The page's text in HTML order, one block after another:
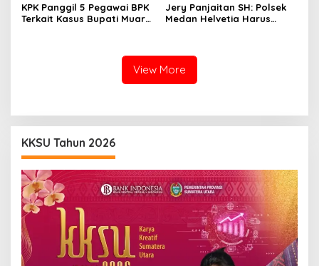
KPK Panggil 5 Pegawai BPK
Terkait Kasus Bupati Muara
Jery Panjaitan SH: Polsek
Medan Helvetia Harus
View More
KKSU Tahun 2026